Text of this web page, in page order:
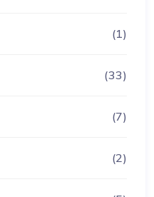
(1)
(33)
(7)
(2)